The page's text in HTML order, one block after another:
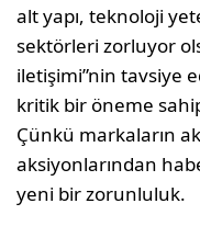
alt yapı, teknoloji
sektörleri zorluyor
iletişimi”nin tavsiye
kritik bir öneme
Çünkü markaların
aksiyonlarından
yeni bir zorunluluk.